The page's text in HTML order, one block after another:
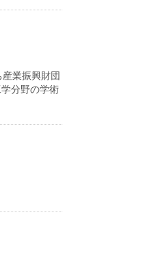
業振興財団
分野の学術